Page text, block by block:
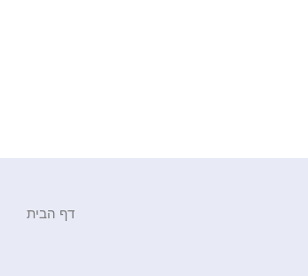
דף הבית